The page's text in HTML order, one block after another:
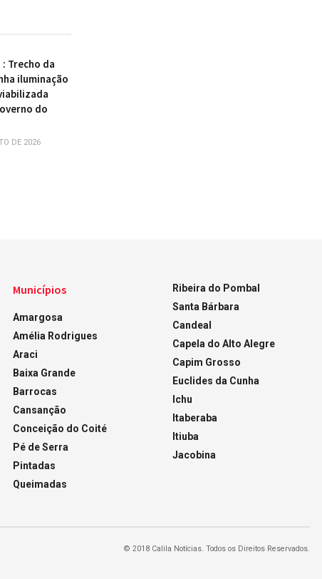
Trecho da
iluminação
do
DE 2026
Municípios
Amargosa
Amélia Rodrigues
Araci
Baixa Grande
Barrocas
Cansanção
Conceição do Coité
Pé de Serra
Pintadas
Queimadas
Ribeira do Pombal
Santa Bárbara
Candeal
Capela do Alto Alegre
Capim Grosso
Euclides da Cunha
Ichu
Itaberaba
Itiuba
Jacobina
© 2018 Calila Notícias. Todos os Direitos Reservados.